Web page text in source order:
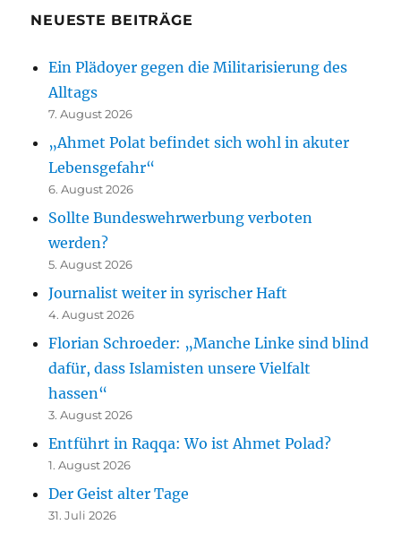
NEUESTE BEITRÄGE
Ein Plädoyer gegen die Militarisierung des
Alltags
7. August 2026
„Ahmet Polat befindet sich wohl in akuter
Lebensgefahr“
6. August 2026
Sollte Bundeswehrwerbung verboten
werden?
5. August 2026
Journalist weiter in syrischer Haft
4. August 2026
Florian Schroeder: „Manche Linke sind blind
dafür, dass Islamisten unsere Vielfalt
hassen“
3. August 2026
Entführt in Raqqa: Wo ist Ahmet Polad?
1. August 2026
Der Geist alter Tage
31. Juli 2026